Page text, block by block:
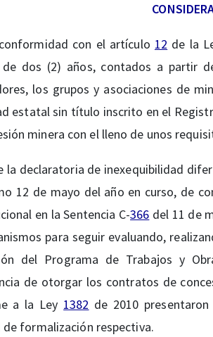
con el artículo 12 de la
dos (2) años, contados a partir
los grupos y asociaciones de
estatal sin título inscrito en el
minera con el lleno de unos
la declaratoria de inexequibilidad
12 de mayo del año en curso, de
en la Sentencia C-366 del 11 de
para seguir evaluando,
del Programa de Trabajos y
de otorgar los contratos de
a la Ley 1382 de 2010
formalización respectiva.